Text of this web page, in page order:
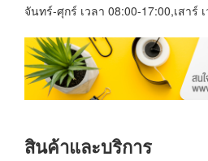
จันทร์-ศุกร์ เวลา 08:00-17:00,เสาร์
สินค้าและบริการ